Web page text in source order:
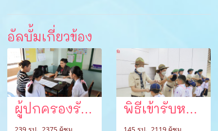
อัลบั้มเกี่ยวข้อง
ผู้ปกครองรับผลการเรียนและอาหารเสริม ภาคเรียนที่ 1 ปีการศึกษา 2566 พิธีเข้ารับหมวกลูกเสือสำรอง ป.1